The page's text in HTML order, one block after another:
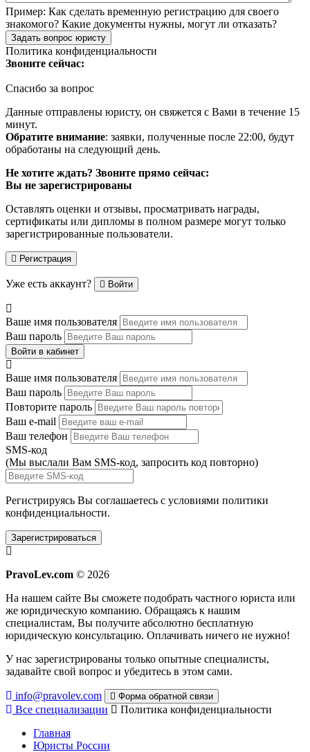
Пример: Как сделать временную регистрацию для своего
знакомого? Какие документы нужны, могут ли отказать?
Задать вопрос юристу
Политика конфиденциальности
Звоните сейчас:
Спасибо за вопрос
Данные отправлены юристу, он свяжется с Вами в течение 15
минут.
Обратите внимание: заявки, полученные после 22:00, будут
обработаны на следующий день.
Не хотите ждать? Звоните прямо сейчас:
Вы не зарегистрированы
Оставлять оценки и отзывы, просматривать награды,
сертификаты или дипломы в полном размере могут только
зарегистрированные пользователи.
Регистрация
Уже есть аккаунт? Войти
Ваше имя пользователя
Ваш пароль
Войти в кабинет
Ваше имя пользователя
Ваш пароль
Повторите пароль
Ваш e-mail
Ваш телефон
SMS-код
(Мы выслали Вам SMS-код, запросить код повторно)
Регистрируясь Вы соглашаетесь с условиями политики
конфиденциальности.
Зарегистрироваться
PravoLev.com © 2026
На нашем сайте Вы сможете подобрать частного юриста или
же юридическую компанию. Обращаясь к нашим
специалистам, Вы получите абсолютно бесплатную
юридическую консультацию. Оплачивать ничего не нужно!
У нас зарегистрированы только опытные специалисты,
задавайте свой вопрос и убедитесь в этом сами.
info@pravolev.com Форма обратной связи
Все специализации
Политика конфиденциальности
Главная
Юристы России